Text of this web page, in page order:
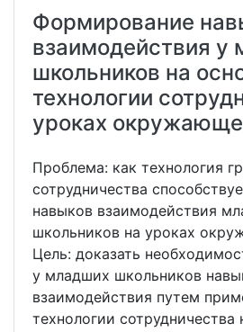
Формирование
взаимодействия у
школьников на
технологии
уроках
Проблема: как технология
сотрудничества
навыков взаимодействия
школьников на уроках
Цель: доказать
у младших школьников
взаимодействия путем
технологии сотрудничества